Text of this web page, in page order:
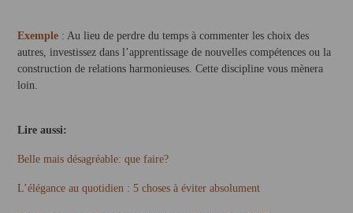
Exemple : Au lieu de perdre du temps à commenter les choix des
autres, investissez dans l’apprentissage de nouvelles compétences ou la
construction de relations harmonieuses. Cette discipline vous mènera
loin.
Lire aussi:
Belle mais désagréable: que faire?
L’élégance au quotidien : 5 choses à éviter absolument